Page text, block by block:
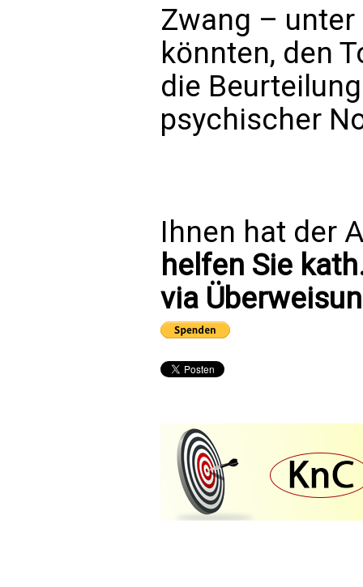
Zwang –
könnten, den
die
psychischer
Ihnen hat der
helfen Sie
via